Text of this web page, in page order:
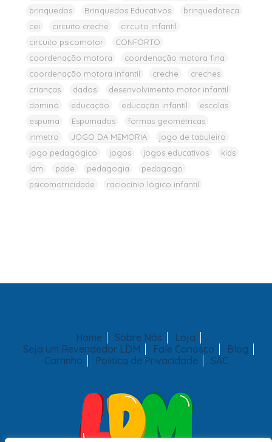
brinquedos
Brinquedos Educativos
brinquedoteca
cei
circuito creche
circuito infantil
circuito psicomotor
CONFORTO
coordenação motora
coordenação motora fina
coordenação motora infantil
creche
creches
crianças
dados
desenvolvimento motor infantil
dominó
educação educação infantil
escolas
espuma
Espumados
formas geométricas
inmetro
JOGO DA MEMORIA
jogo de tabuleiro
jogo pedagógico
jogos jogos educativos
kids
ldm
pdde pedagogia
pedagogo
psicomotricidade
raciocínio lógico infantil
Home Sobre Nós
Loja
Seja um Revendedor LDM
Fale Conosco
Blog
Carrinho
Politica de Privacidade SAC